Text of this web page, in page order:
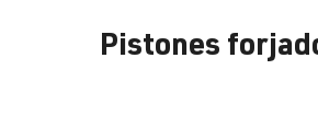
Pistones